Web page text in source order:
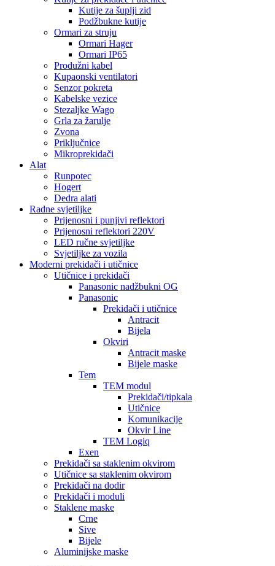
Kutije za šuplji zid
Podžbukne kutije
Ormari za struju
Ormari Hager
Ormari IP65
Produžni kabel
Kupaonski ventilatori
Senzor pokreta
Kabelske vezice
Stezaljke Wago
Grla za žarulje
Zvona
Priključnice
Mikroprekidači
Alat
Runpotec
Hogert
Dedra alati
Radne svjetiljke
Prijenosni i punjivi reflektori
Prijenosni reflektori 220V
LED ručne svjetiljke
Svjetiljke za vozila
Moderni prekidači i utičnice
Utičnice i prekidači
Panasonic nadžbukni OG
Panasonic
Prekidači i utičnice
Antracit
Bijela
Okviri
Antracit maske
Bijele maske
Tem
TEM modul
Prekidači/tipkala
Utičnice
Komunikacije
Okvir Line
TEM Logiq
Exen
Prekidači sa staklenim okvirom
Utičnice sa staklenim okvirom
Prekidači na dodir
Prekidači i moduli
Staklene maske
Crne
Sive
Bijele
Aluminijske maske